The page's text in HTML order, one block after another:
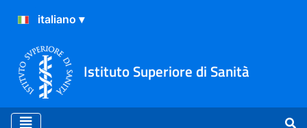
Istituto Superiore di Sanità